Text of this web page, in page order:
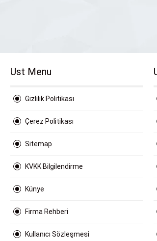
Ust Menu
Gizlilik Politikası
Çerez Politikası
Sitemap
KVKK Bilgilendirme
Künye
Firma Rehberi
Kullanıcı Sözleşmesi